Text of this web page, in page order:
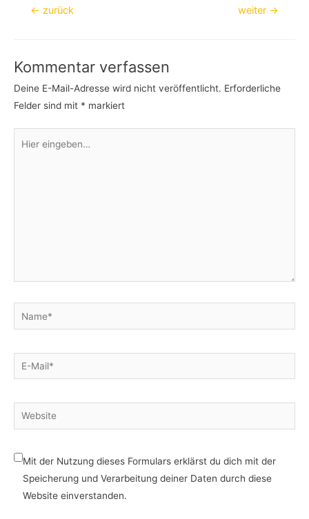
Beitragsnavigation
← zurück weiter →
Kommentar verfassen
Deine E-Mail-Adresse wird nicht veröffentlicht. Erforderliche
Felder sind mit * markiert
eingeben…
Name*
E-
Mail*
Website
Mit der Nutzung dieses Formulars erklärst du dich mit der
Speicherung und Verarbeitung deiner Daten durch diese
Website einverstanden.